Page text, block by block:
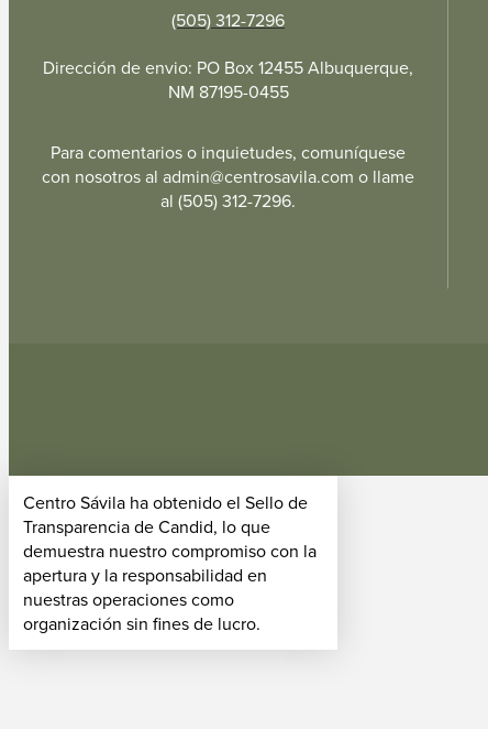
(505) 312-7296
Dirección de envio: PO Box 12455 Albuquerque,
NM 87195-0455
Para comentarios o inquietudes, comuníquese
con nosotros al admin@centrosavila.com o llame
al (505) 312-7296.
Centro Sávila ha obtenido el Sello de
Transparencia de Candid, lo que
demuestra nuestro compromiso con la
apertura y la responsabilidad en
nuestras operaciones como
organización sin fines de lucro.